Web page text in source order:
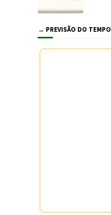
→ PREVISÃO DO TEMPO